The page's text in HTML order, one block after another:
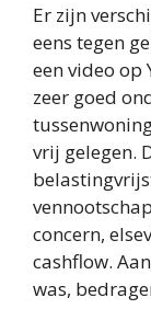
Er zijn
eens tegen
een video op
zeer goed
vrij gelegen.
concern,
cashflow.
was,